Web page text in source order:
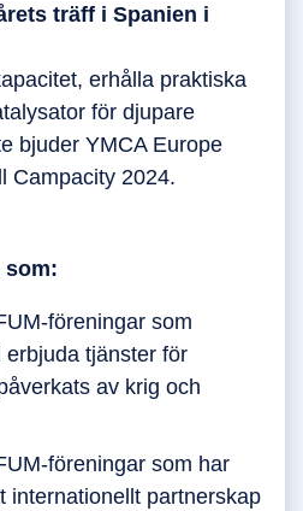
träff i Spanien i
erhålla praktiska
för djupare
bjuder YMCA Europe
Campacity 2024.
som:
föreningar som
tjänster för
av krig och
föreningar som har
internationellt partnerskap